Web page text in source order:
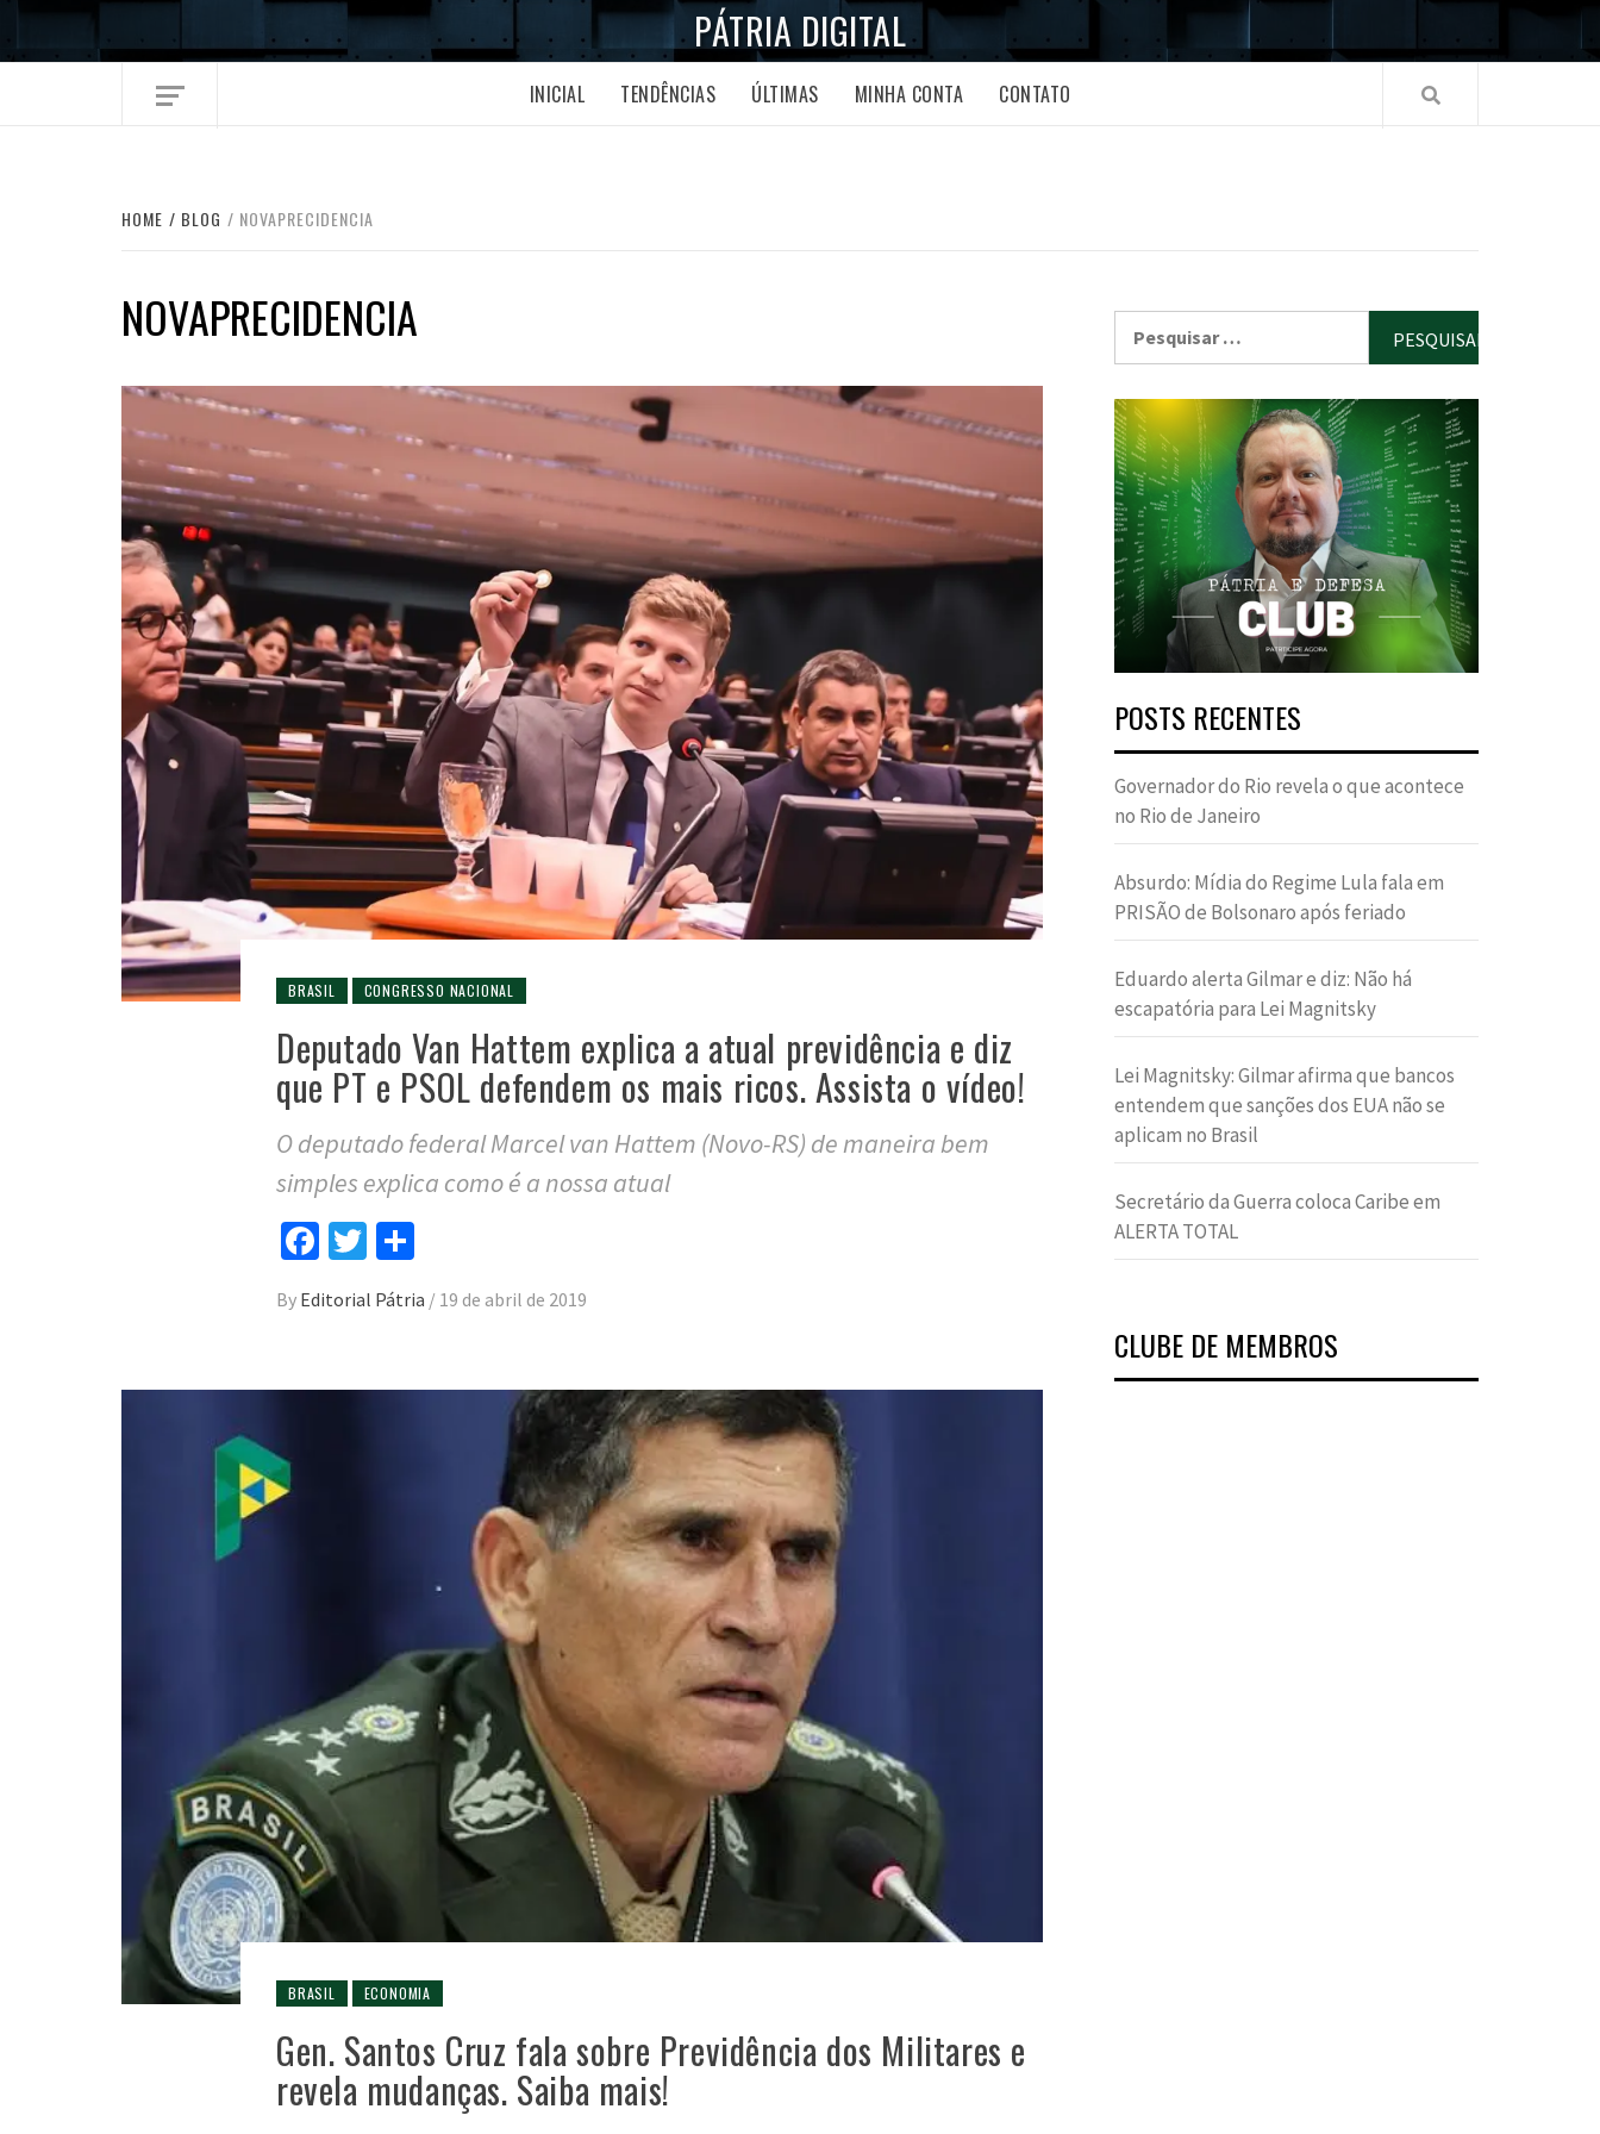
PÁTRIA DIGITAL
INICIAL TENDÊNCIAS ÚLTIMAS MINHA CONTA CONTATO
HOME BLOG NOVAPRECIDENCIA
NOVAPRECIDENCIA
BRASIL CONGRESSO NACIONAL
Deputado Van Hattem explica a atual previdência e diz
que PT e PSOL defendem os mais ricos. Assista o vídeo!
O deputado federal Marcel van Hattem (Novo-RS) de maneira bem
simples explica como é a nossa atual
Facebook
Twitter
By Editorial Pátria / 19 de abril de 2019
BRASIL ECONOMIA
Gen. Santos Cruz fala sobre Previdência dos Militares e
revela mudanças. Saiba mais!
POSTS RECENTES
Governador do Rio revela o que acontece
no Rio de Janeiro
Absurdo: Mídia do Regime Lula fala em
PRISÃO de Bolsonaro após feriado
Eduardo alerta Gilmar e diz: Não há
escapatória para Lei Magnitsky
Lei Magnitsky: Gilmar afirma que bancos
entendem que sanções dos EUA não se
aplicam no Brasil
Secretário da Guerra coloca Caribe em
ALERTA TOTAL
CLUBE DE MEMBROS